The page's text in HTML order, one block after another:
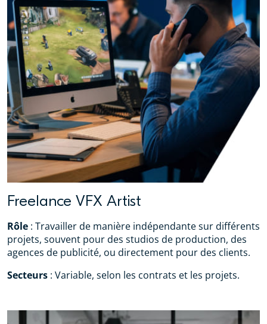
Freelance VFX Artist
Rôle : Travailler de manière indépendante sur différents
projets, souvent pour des studios de production, des
agences de publicité, ou directement pour des clients.
Secteurs : Variable, selon les contrats et les projets.